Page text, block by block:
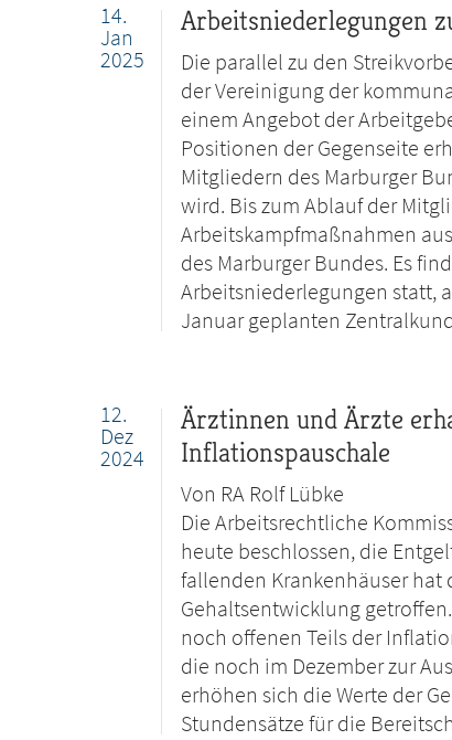
14.
Jan
2025
Arbeitsniederlegungen
Die parallel zu den
der Vereinigung der
einem Angebot der
Positionen der Gegenseite
Mitgliedern des Marburger
wird. Bis zum Ablauf der
Arbeitskampfmaßnahmen
des Marburger Bundes. Es
Arbeitsniederlegungen statt,
Januar geplanten
12.
Dez
2024
Ärztinnen und Ärzte
Inflationspauschale
Von RA Rolf Lübke
​​​​​​​Die Arbeitsrechtliche
heute beschlossen, die
fallenden Krankenhäuser hat
Gehaltsentwicklung
noch offenen Teils der
die noch im Dezember zur
erhöhen sich die Werte der
Stundensätze für die